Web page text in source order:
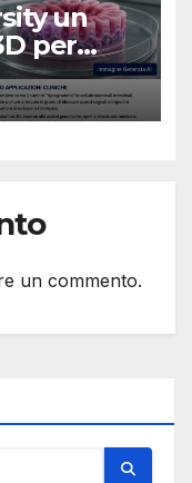
un
per
cancro
un commento.